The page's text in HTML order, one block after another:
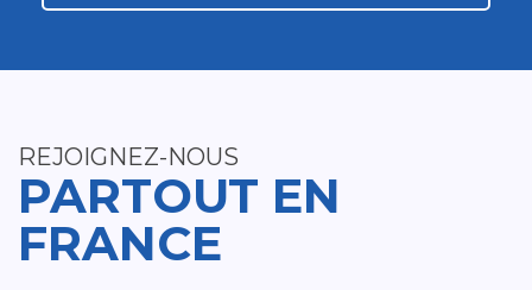
REJOIGNEZ-NOUS
PARTOUT EN
FRANCE